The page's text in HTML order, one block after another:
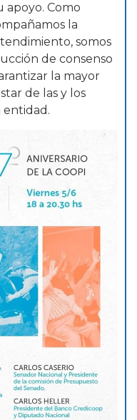
apoyo. Como
la
somos
de consenso
la mayor
de las y los
entidad.